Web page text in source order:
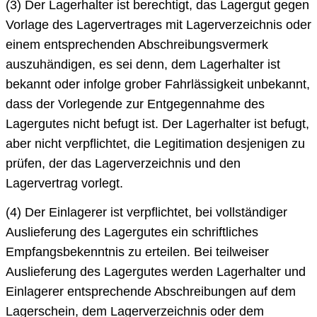
(3) Der Lagerhalter ist berechtigt, das Lagergut gegen
Vorlage des Lagervertrages mit Lagerverzeichnis oder
einem entsprechenden Abschreibungsvermerk
auszuhändigen, es sei denn, dem Lagerhalter ist
bekannt oder infolge grober Fahrlässigkeit unbekannt,
dass der Vorlegende zur Entgegennahme des
Lagergutes nicht befugt ist. Der Lagerhalter ist befugt,
aber nicht verpflichtet, die Legitimation desjenigen zu
prüfen, der das Lagerverzeichnis und den
Lagervertrag vorlegt.
(4) Der Einlagerer ist verpflichtet, bei vollständiger
Auslieferung des Lagergutes ein schriftliches
Empfangsbekenntnis zu erteilen. Bei teilweiser
Auslieferung des Lagergutes werden Lagerhalter und
Einlagerer entsprechende Abschreibungen auf dem
Lagerschein, dem Lagerverzeichnis oder dem